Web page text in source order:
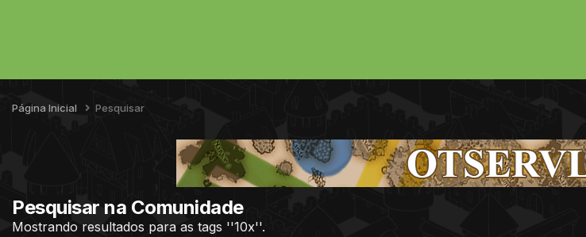
Página Inicial Pesquisar
Pesquisar na Comunidade
Mostrando resultados para as tags ''10x''.